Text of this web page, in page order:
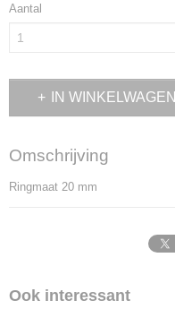
Aantal
IN WINKELWAGEN
Omschrijving
Ringmaat 20 mm
Ook interessant